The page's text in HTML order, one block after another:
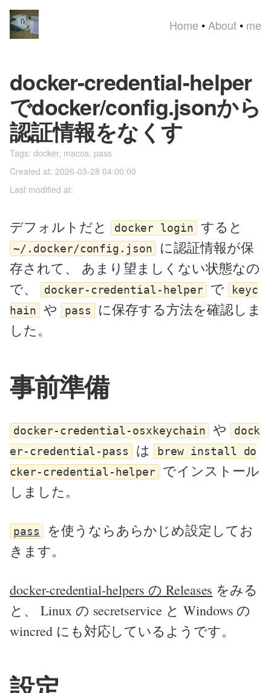
Home • About • me
docker-credential-helper
でdocker/config.jsonから
認証情報をなくす
Tags: docker, macos, pass
Created at: 2026-03-28 04:00:00
Last modified at:
デフォルトだと docker login すると
~/.docker/config.json
に認証情報が保
存されて、 あまり望ましくない状態なの
で、
docker-credential-helper で
keyc
hain や pass に保存する方法を確認しま
した。
事前準備
docker-credential-osxkeychain や
dock
er-credential-pass
は brew install do
cker-credential-helper
でインストール
しました。
pass を使うならあらかじめ設定してお
きます。
docker-credential-helpers の Releases をみる
と、 Linux の secretservice と Windows の
wincred にも対応しているようです。